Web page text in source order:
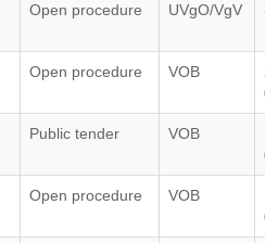
Open procedure UVgO/VgV
Open procedure VOB
Public tender VOB
Open procedure VOB